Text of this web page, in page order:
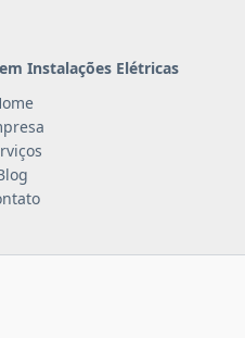
em Instalações Elétricas